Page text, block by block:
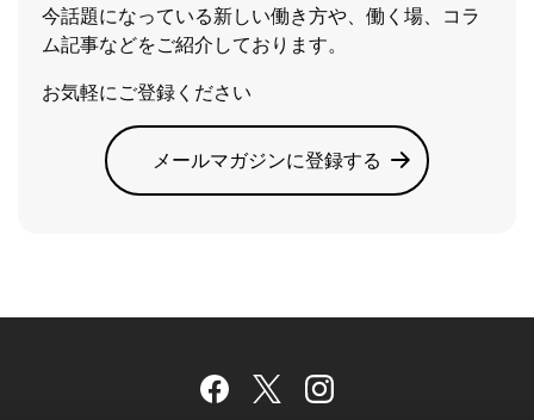
今話題になっている新しい働き方や、働く場、コラ
ム記事などをご紹介しております。
お気軽にご登録ください
メールマガジンに登録する
Facebook
TwitterInstagram